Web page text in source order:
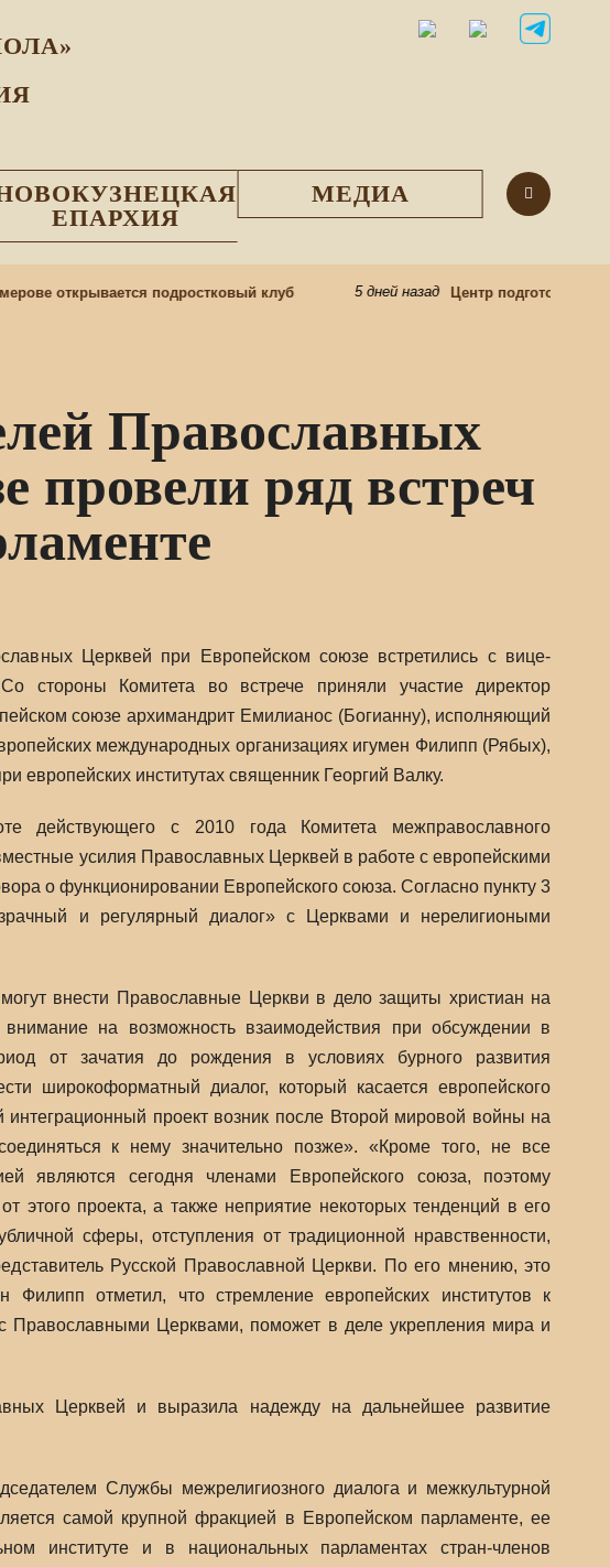
ЕПАРХИЯ
МЕДИА
открывается подростковый клуб 5 дней назад Центр подготовки
Православных
провели ряд встреч
Церквей при Европейском cоюзе встретились с вице-
стороны Комитета во встрече приняли участие директор
союзе архимандрит Емилианос (Богианну), исполняющий
международных организациях игумен Филипп (Рябых),
европейских институтах священник Георгий Валку.
действующего с 2010 года Комитета межправославного
усилия Православных Церквей в работе с европейскими
о функционировании Европейского союза. Согласно пункту 3
и регулярный диалог» с Церквами и нерелигиоными
внести Православные Церкви в дело защиты христиан на
на возможность взаимодействия при обсуждении в
от зачатия до рождения в условиях бурного развития
широкоформатный диалог, который касается европейского
интеграционный проект возник после Второй мировой войны на
к нему значительно позже». «Кроме того, не все
являются сегодня членами Европейского союза, поэтому
этого проекта, а также неприятие некоторых тенденций в его
сферы, отступления от традиционной нравственности,
Русской Православной Церкви. По его мнению, это
отметил, что стремление европейских институтов к
Православными Церквами, поможет в деле укрепления мира и
Церквей и выразила надежду на дальнейшее развитие
Службы межрелигиозного диалога и межкультурной
самой крупной фракцией в Европейском парламенте, ее
институте и в национальных парламентах стран-членов